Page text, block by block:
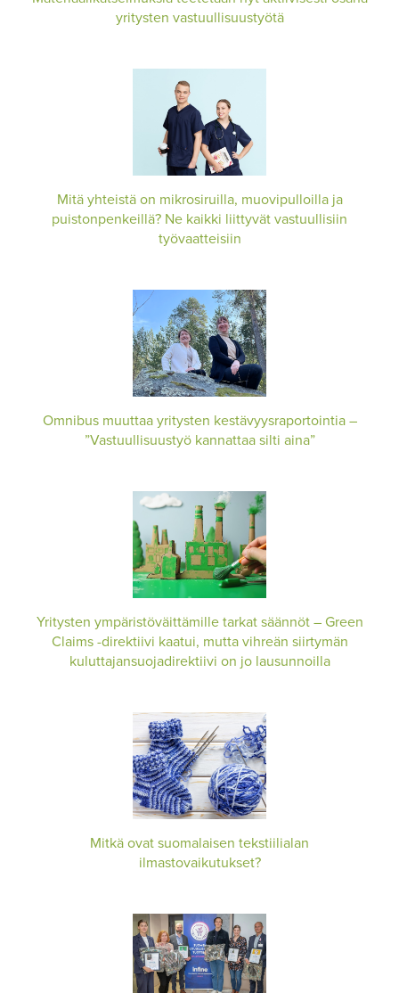
yritysten vastuullisuustyötä
Mitä yhteistä on mikrosiruilla, muovipulloilla ja
puistonpenkeillä? Ne kaikki liittyvät vastuullisiin
työvaatteisiin
Omnibus muuttaa yritysten kestävyysraportointia –
”Vastuullisuustyö kannattaa silti aina”
Yritysten ympäristöväittämille tarkat säännöt – Green
Claims -direktiivi kaatui, mutta vihreän siirtymän
kuluttajansuojadirektiivi on jo lausunnoilla
Mitkä ovat suomalaisen tekstiilialan
ilmastovaikutukset?